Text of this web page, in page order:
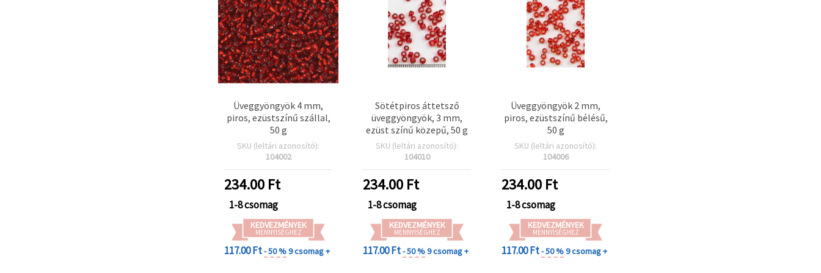
Üveggyöngyök 4 mm,
piros, ezüstszínű szállal,
50 g
SKU (leltári azonosító):
104002
234.00 Ft
1-8 csomag
KEDVEZMÉNYEK
MENNYISÉGHEZ
117.00 Ft- 50 %9 csomag +
Sötétpiros áttetsző
üveggyöngyök, 3 mm,
ezüst színű közepű, 50 g
SKU (leltári azonosító):
104010
234.00 Ft
1-8 csomag
KEDVEZMÉNYEK
MENNYISÉGHEZ
117.00 Ft- 50 %9 csomag +
Üveggyöngyök 2 mm,
piros, ezüstszínű bélésű,
50 g
SKU (leltári azonosító):
104006
234.00 Ft
1-8 csomag
KEDVEZMÉNYEK
MENNYISÉGHEZ
117.00 Ft- 50 %9 csomag +